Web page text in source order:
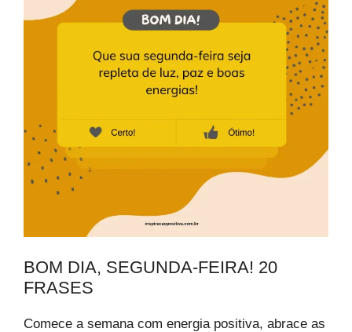
BOM DIA, SEGUNDA-FEIRA! 20
FRASES
Comece a semana com energia positiva, abrace as